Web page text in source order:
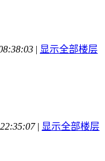
| 显示全部楼层
| 显示全部楼层